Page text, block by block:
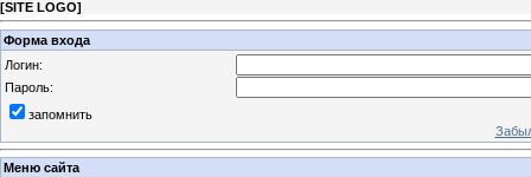
[SITE LOGO]
Форма входа
Логин:
Пароль:
запомнить
Меню сайта